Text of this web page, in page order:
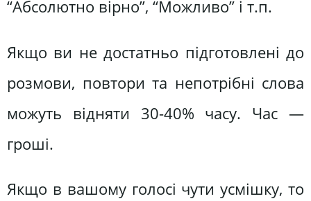
“Абсолютно вірно”, “Можливо” і т.п.
Якщо ви не достатньо підготовлені до
розмови, повтори та непотрібні слова
можуть відняти 30-40% часу. Час —
гроші.
Якщо в вашому голосі чути усмішку, то